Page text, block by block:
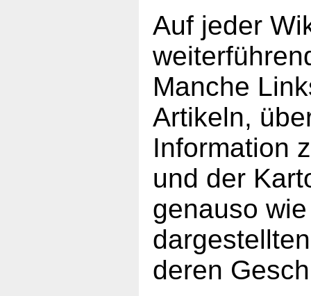
Auf jeder
Manche
Artikeln,
Information
und der
genauso
deren